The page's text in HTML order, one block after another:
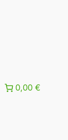
0,00 €